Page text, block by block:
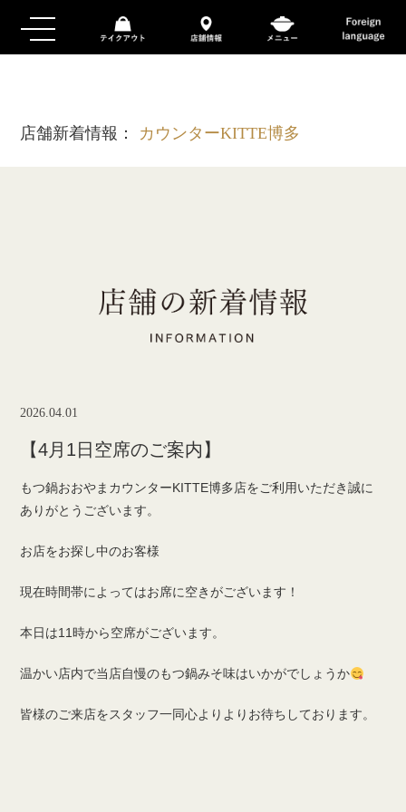
店舗新着情報： カウンターKITTE博多
2026.04.01
【4月1日空席のご案内】
もつ鍋おおやまカウンターKITTE博多店をご利用いただき誠に
ありがとうございます。
お店をお探し中のお客様
現在時間帯によってはお席に空きがございます！
本日は11時から空席がございます。
温かい店内で当店自慢のもつ鍋みそ味はいかがでしょうか
皆様のご来店をスタッフ一同心よりよりお待ちしております。